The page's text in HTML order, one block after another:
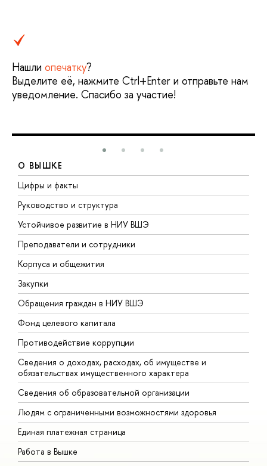
Нашли опечатку?
Выделите её, нажмите Ctrl+Enter и отправьте нам
уведомление. Спасибо за участие!
О ВЫШКЕ
Цифры и факты
Руководство и структура
Устойчивое развитие в НИУ ВШЭ
Преподаватели и сотрудники
Корпуса и общежития
Закупки
Обращения граждан в НИУ ВШЭ
Фонд целевого капитала
Противодействие коррупции
Сведения о доходах, расходах, об имуществе и
обязательствах имущественного характера
Сведения об образовательной организации
Людям с ограниченными возможностями здоровья
Единая платежная страница
Работа в Вышке